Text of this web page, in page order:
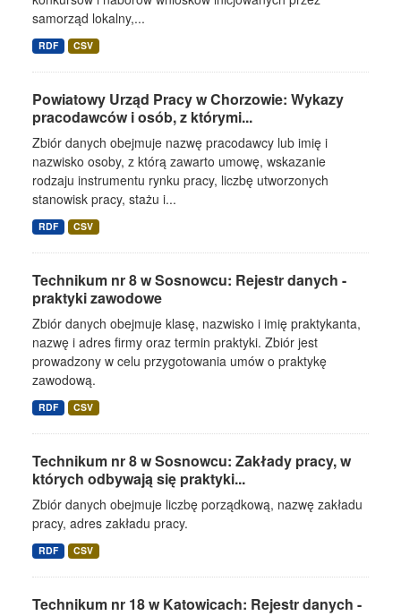
samorząd lokalny,...
RDF CSV
Powiatowy Urząd Pracy w Chorzowie: Wykazy
pracodawców i osób, z którymi...
Zbiór danych obejmuje nazwę pracodawcy lub imię i
nazwisko osoby, z którą zawarto umowę, wskazanie
rodzaju instrumentu rynku pracy, liczbę utworzonych
stanowisk pracy, stażu i...
RDF CSV
Technikum nr 8 w Sosnowcu: Rejestr danych -
praktyki zawodowe
Zbiór danych obejmuje klasę, nazwisko i imię praktykanta,
nazwę i adres firmy oraz termin praktyki. Zbiór jest
prowadzony w celu przygotowania umów o praktykę
zawodową.
RDF CSV
Technikum nr 8 w Sosnowcu: Zakłady pracy, w
których odbywają się praktyki...
Zbiór danych obejmuje liczbę porządkową, nazwę zakładu
pracy, adres zakładu pracy.
RDF CSV
Technikum nr 18 w Katowicach: Rejestr danych -